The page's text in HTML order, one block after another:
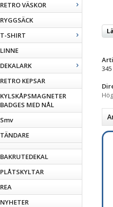
RETRO VÄSKOR
RYGGSÄCK
T-SHIRT
LINNE
DEKALARK
RETRO KEPSAR
KYLSKÅPSMAGNETER
BADGES MED NÅL
Smv
TÄNDARE
BAKRUTEDEKAL
PLÅTSKYLTAR
REA
NYHETER